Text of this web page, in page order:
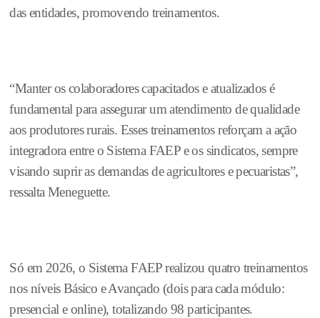
das entidades, promovendo treinamentos.
“Manter os colaboradores capacitados e atualizados é
fundamental para assegurar um atendimento de qualidade
aos produtores rurais. Esses treinamentos reforçam a ação
integradora entre o Sistema FAEP e os sindicatos, sempre
visando suprir as demandas de agricultores e pecuaristas”,
ressalta Meneguette.
Só em 2026, o Sistema FAEP realizou quatro treinamentos
nos níveis Básico e Avançado (dois para cada módulo:
presencial e online), totalizando 98 participantes.